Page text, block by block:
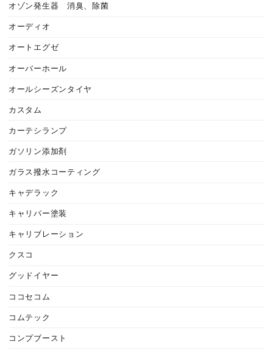
オゾン発生器 消臭、除菌
オーディオ
オートエグゼ
オーバーホール
オールシーズンタイヤ
カスタム
カーテシランプ
ガソリン添加剤
ガラス撥水コーティング
キャデラック
キャリパー塗装
キャリブレーション
クスコ
グッドイヤー
ココセコム
コムテック
コンプブースト